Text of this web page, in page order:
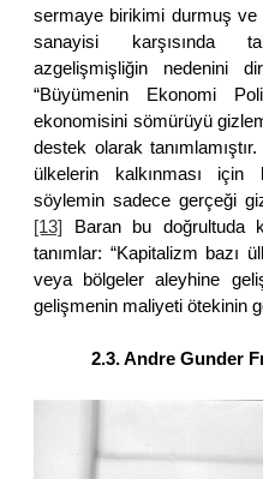
sermaye birikimi durmuş ve
sanayisi karşısında
azgelişmişliğin nedenini
“Büyümenin Ekonomi
ekonomisini sömürüyü
destek olarak
ülkelerin kalkınması için
söylemin sadece gerçeği
[13] Baran bu doğrultuda
tanımlar: “Kapitalizm bazı
veya bölgeler aleyhine
gelişmenin maliyeti ötekinin
2.3. Andre Gunder